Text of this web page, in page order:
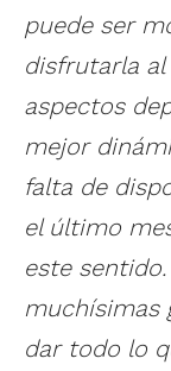
puede ser
disfrutarla
aspectos
mejor
falta de
el último
este
muchísimas
dar todo lo